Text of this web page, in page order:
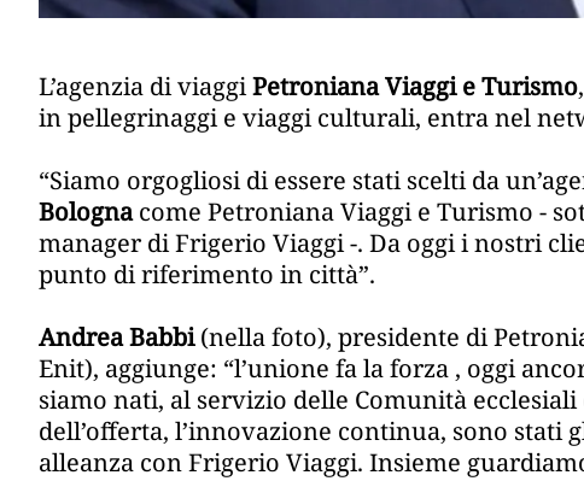
L’agenzia di viaggiPetroniana Viaggi e Turismo
in pellegrinaggi e viaggi culturali, entra nel
“Siamo orgogliosi di essere stati scelti da
Bolognacome Petroniana Viaggi e Turismo -
manager di Frigerio Viaggi -. Da oggi i nostri
punto di riferimento in città”.
Andrea Babbi(nella foto), presidente di
Enit), aggiunge: “l’unione fa la forza , oggi
siamo nati, al servizio delle Comunità
dell’offerta, l’innovazione continua, sono stati
alleanza con Frigerio Viaggi. Insieme